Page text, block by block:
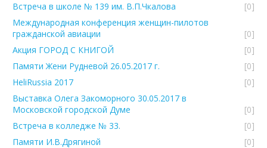
Встреча в школе № 139 им. В.П.Чкалова
[0]
Международная конференция женщин-пилотов
гражданской авиации
[0]
Акция ГОРОД С КНИГОЙ
[0]
Памяти Жени Рудневой 26.05.2017 г.
[0]
HeliRussia 2017
[0]
Выставка Олега Закоморного 30.05.2017 в
Московской городской Думе
[0]
Встреча в колледже № 33.
[0]
Памяти И.В.Дрягиной
[0]